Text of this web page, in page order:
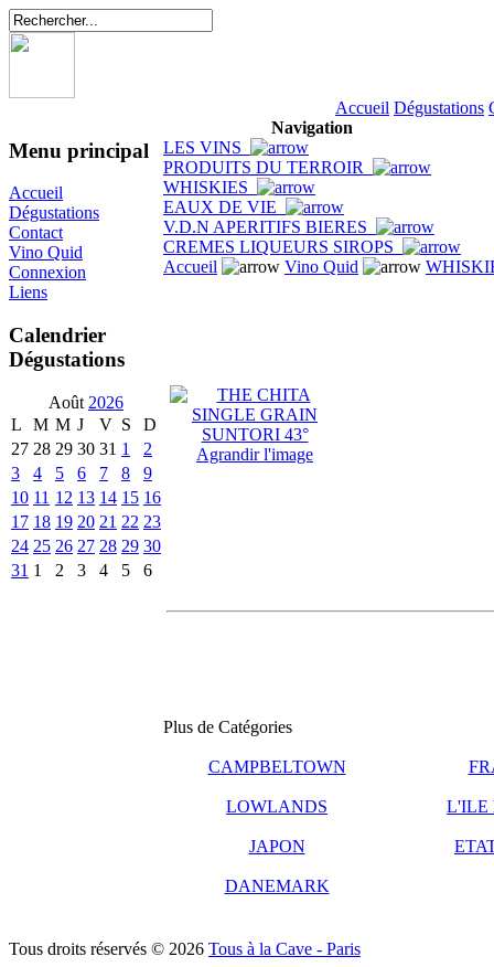
Accueil Dégustations
Menu principal
Accueil
Dégustations
Contact
Vino Quid
Connexion
Liens
Calendrier
Dégustations
Août 2026
L
M M J V S
D
27 28 29 30 31 1
2
3
4 5 6 7 8
9
10 11 12 13 14 15 16
17 18 19 20 21 22 23
24 25 26 27 28 29 30
31 1 2 3 4 5 6
Navigation
LES VINS
PRODUITS DU TERROIR
WHISKIES
EAUX DE VIE
V.D.N APERITIFS BIERES
CREMES LIQUEURS SIROPS
Accueil
Vino Quid
Agrandir l'image
Plus de Catégories
CAMPBELTOWN
LOWLANDS L'ILE
JAPON
DANEMARK
Tous droits réservés © 2026 Tous à la Cave - Paris